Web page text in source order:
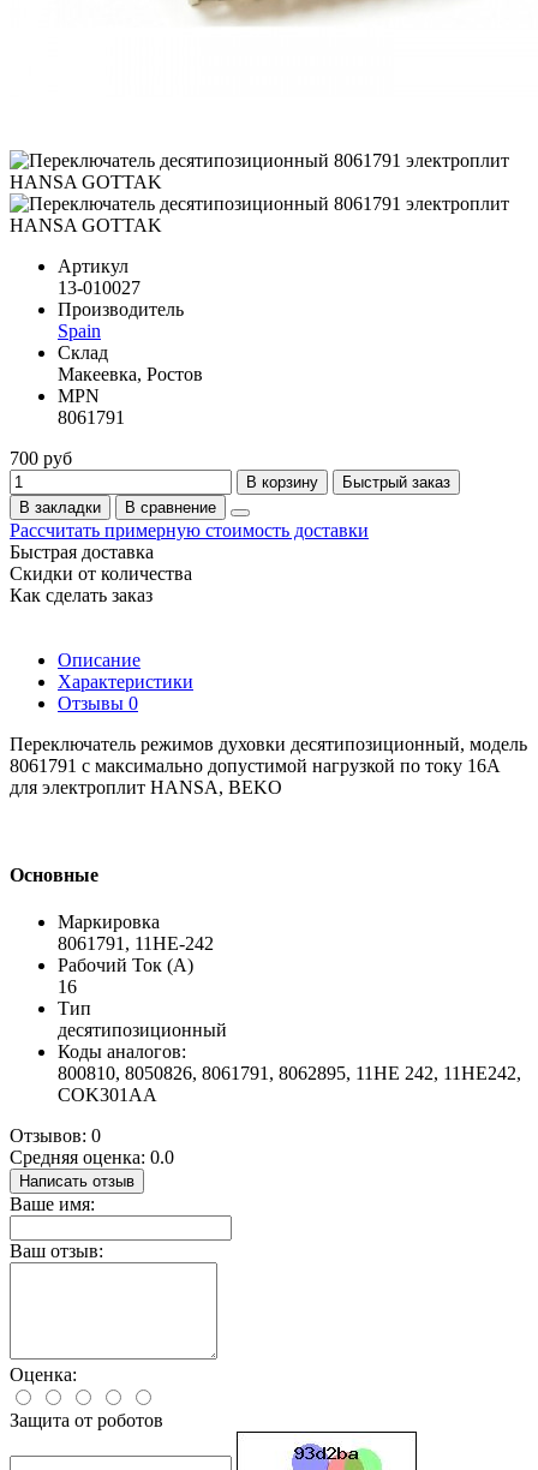
Артикул
13-010027
Производитель
Spain
Склад
Макеевка, Ростов
MPN
8061791
700 руб
В корзину
Быстрый заказ
В закладки
В сравнение
Рассчитать примерную стоимость доставки
Быстрая доставка
Скидки от количества
Как сделать заказ
Описание
Характеристики
Отзывы 0
Переключатель режимов духовки десятипозиционный, модель
8061791 с максимально допустимой нагрузкой по току 16А
для электроплит HANSA, BEKO
Основные
Маркировка
8061791, 11HE-242
Рабочий Ток (А)
16
Тип
десятипозиционный
Коды аналогов:
800810, 8050826, 8061791, 8062895, 11HE 242, 11HE242,
COK301AA
Отзывов: 0
Средняя оценка: 0.0
Написать отзыв
Ваше имя:
Ваш отзыв:
Оценка:
Защита от роботов